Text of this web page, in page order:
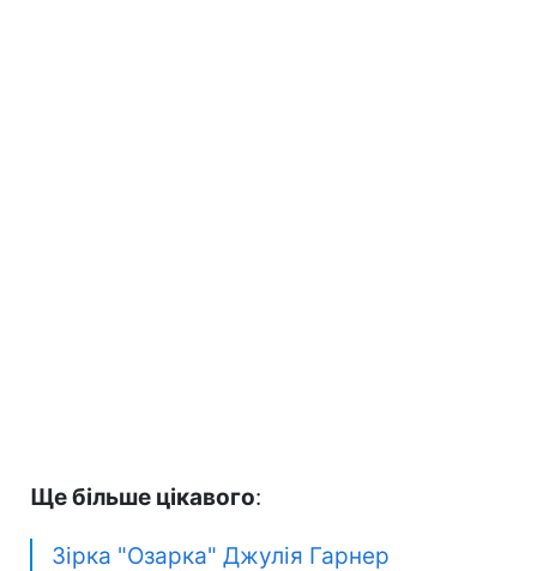
Ще більше цікавого:
Зірка "Озарка" Джулія Гарнер